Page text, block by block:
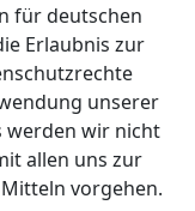
für deutschen
Erlaubnis zur
unserer
werden wir nicht
allen uns zur
vorgehen.